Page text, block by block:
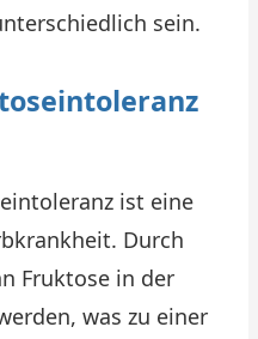
sein.
ist eine
Durch
Fruktose in der
was zu einer